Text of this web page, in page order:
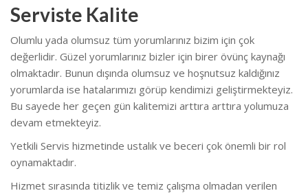
Serviste Kalite
Olumlu yada olumsuz tüm yorumlarınız bizim için çok
değerlidir. Güzel yorumlarınız bizler için birer övünç kaynağı
olmaktadır. Bunun dışında olumsuz ve hoşnutsuz kaldığınız
yorumlarda ise hatalarımızı görüp kendimizi geliştirmekteyiz.
Bu sayede her geçen gün kalitemizi arttıra arttıra yolumuza
devam etmekteyiz.
Yetkili Servis hizmetinde ustalık ve beceri çok önemli bir rol
oynamaktadır.
Hizmet sırasında titizlik ve temiz çalışma olmadan verilen